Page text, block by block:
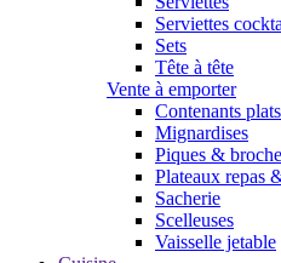
Serviettes
Sets
Tête à tête
Vente à emporter
Contenants
Mignardises
Piques &
Plateaux repas
Sacherie
Scelleuses
Vaisselle jetable